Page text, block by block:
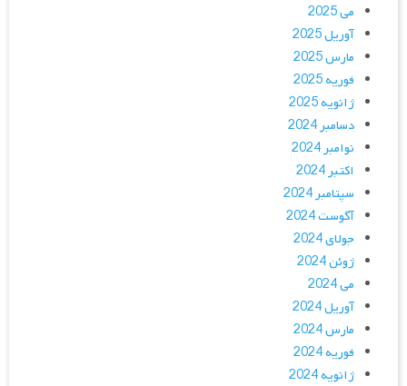
می 2025
آوریل 2025
مارس 2025
فوریه 2025
ژانویه 2025
دسامبر 2024
نوامبر 2024
اکتبر 2024
سپتامبر 2024
آگوست 2024
جولای 2024
ژوئن 2024
می 2024
آوریل 2024
مارس 2024
فوریه 2024
ژانویه 2024